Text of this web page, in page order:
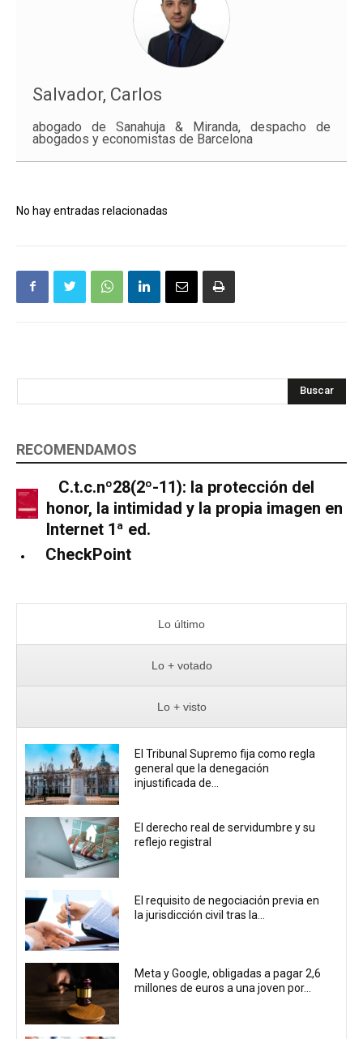
Salvador, Carlos
abogado de Sanahuja & Miranda, despacho de
abogados y economistas de Barcelona
No hay entradas relacionadas
Buscar
RECOMENDAMOS
C.t.c.nº28(2º-11): la protección del
honor, la intimidad y la propia imagen en
Internet 1ª ed.
CheckPoint
Lo último
Lo + votado
Lo + visto
El Tribunal Supremo fija como regla
general que la denegación
injustificada de...
El derecho real de servidumbre y su
reflejo registral
El requisito de negociación previa en
la jurisdicción civil tras la...
Meta y Google, obligadas a pagar 2,6
millones de euros a una joven por...